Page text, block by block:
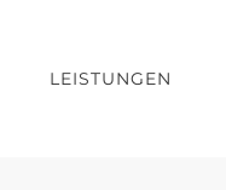
LEISTUNGEN